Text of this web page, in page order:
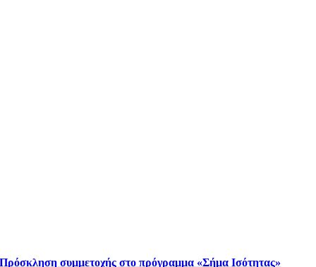
Πρόσκληση συμμετοχής στο πρόγραμμα «Σήμα Ισότητας»